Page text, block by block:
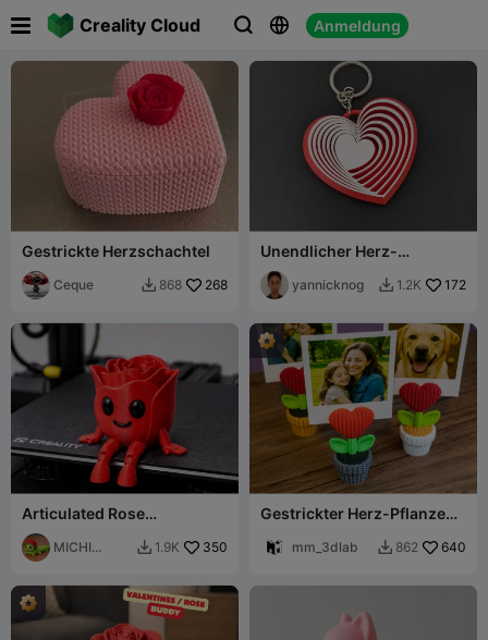
Creality Cloud   Anmeldung
 
Gestrickte Herzschachtel
Ceque  868 268
Unendlicher Herz-
Schlüsselanhänger -
Unendlicher Herz-
Schlüsselanhänger
yannicknog  1.2K 172
Articulated Rose
(Valentines Day) - ROSA
FLEXYMICHI
 1.9K 350
Gestrickter Herz-Pflanzen-
mm_3dlab  862 640